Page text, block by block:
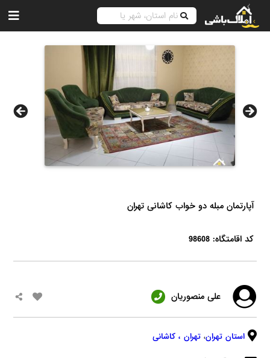
آپارتمان مبله دو خواب کاشانی تهران
کد اقامتگاه: 98608
علی منصوریان
استان تهران، تهران ، کاشانی